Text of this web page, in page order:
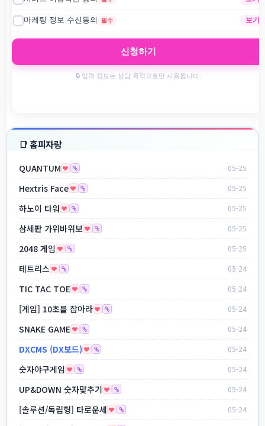
📑 홈피자랑
QUANTUM 05-25
Hextris Face 05-25
하노이 타워 05-25
삼세판 가위바위보 05-25
2048 게임 05-25
테트리스 05-24
TIC TAC TOE 05-24
[게임] 10초를 잡아라 05-24
SNAKE GAME 05-24
DXCMS (DX보드) 05-24
숫자야구게임 05-24
UP&DOWN 숫자맞추기 05-24
[솔루션/독립형] 타로운세 05-24